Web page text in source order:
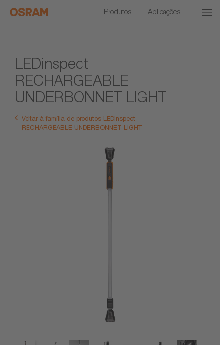
Produtos Aplicações
LEDinspect
RECHARGEABLE
UNDERBONNET LIGHT
Voltar à família de produtos LEDinspect
RECHARGEABLE UNDERBONNET LIGHT